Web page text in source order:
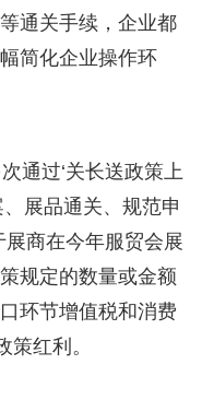
通关手续，企业都
简化企业操作环
通过‘关长送政策上
展品通关、规范申
商在今年服贸会展
规定的数量或金额
环节增值税和消费
策红利。